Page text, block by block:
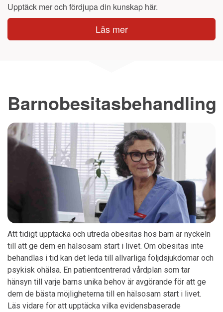
Upptäck mer och fördjupa din kunskap här.
Läs mer
Barnobesitasbehandling
Att tidigt upptäcka och utreda obesitas hos barn är nyckeln
till att ge dem en hälsosam start i livet. Om obesitas inte
behandlas i tid kan det leda till allvarliga följdsjukdomar och
psykisk ohälsa. En patientcentrerad vårdplan som tar
hänsyn till varje barns unika behov är avgörande för att ge
dem de bästa möjligheterna till en hälsosam start i livet.
Läs vidare för att upptäcka vilka evidensbaserade